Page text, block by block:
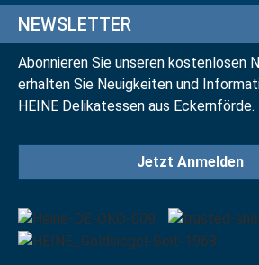
NEWSLETTER
Abonnieren Sie unseren kostenlosen
erhalten Sie Neuigkeiten und
HEINE Delikatessen aus Eckernförde.
Jetzt Anmelden